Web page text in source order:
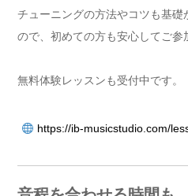
チューニングの方法やコツも基
ので、初めての方も安心してご参
無料体験レッスンも受付中です。
https://ib-musicstudio.com/